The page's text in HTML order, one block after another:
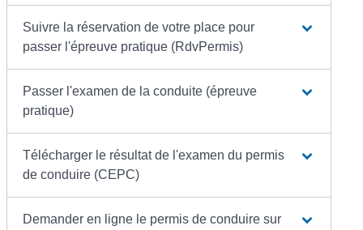
Suivre la réservation de votre place pour
passer l'épreuve pratique (RdvPermis)
Passer l'examen de la conduite (épreuve
pratique)
Télécharger le résultat de l'examen du permis
de conduire (CEPC)
Demander en ligne le permis de conduire sur